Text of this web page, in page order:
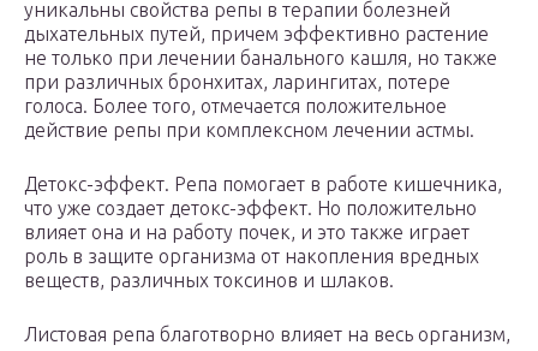
уникальны свойства репы в терапии болезней
дыхательных путей, причем эффективно растение
не только при лечении банального кашля, но также
при различных бронхитах, ларингитах, потере
голоса. Более того, отмечается положительное
действие репы при комплексном лечении астмы.
Детокс-эффект. Репа помогает в работе кишечника,
что уже создает детокс-эффект. Но положительно
влияет она и на работу почек, и это также играет
роль в защите организма от накопления вредных
веществ, различных токсинов и шлаков.
Листовая репа благотворно влияет на весь организм,